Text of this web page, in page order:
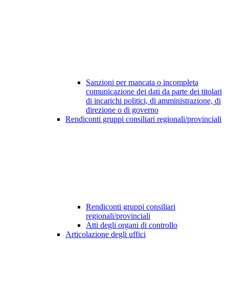
Sanzioni per mancata o incompleta
comunicazione dei dati da parte dei titolari
di incarichi politici, di amministrazione, di
direzione o di governo
Rendiconti gruppi consiliari regionali/provinciali
Rendiconti gruppi consiliari
regionali/provinciali
Atti degli organi di controllo
Articolazione degli uffici